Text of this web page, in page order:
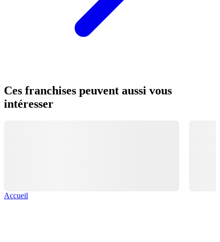
Ces franchises peuvent aussi vous
intéresser
Accueil